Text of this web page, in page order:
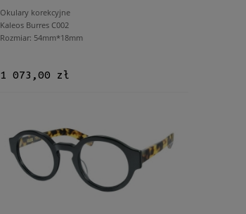
Okulary korekcyjne
Kaleos Burres C002
Rozmiar: 54mm*18mm
1 073,00 zł